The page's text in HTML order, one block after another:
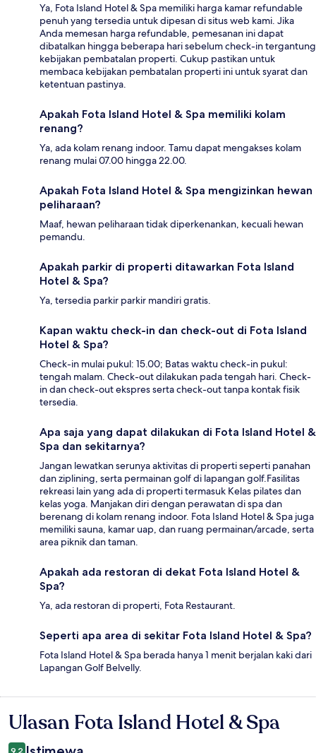
Ya, Fota Island Hotel & Spa memiliki harga kamar refundable
penuh yang tersedia untuk dipesan di situs web kami. Jika
Anda memesan harga refundable, pemesanan ini dapat
dibatalkan hingga beberapa hari sebelum check-in tergantung
kebijakan pembatalan properti. Cukup pastikan untuk
membaca kebijakan pembatalan properti ini untuk syarat dan
ketentuan pastinya.
Apakah Fota Island Hotel & Spa memiliki kolam
renang?
Ya, ada kolam renang indoor. Tamu dapat mengakses kolam
renang mulai 07.00 hingga 22.00.
Apakah Fota Island Hotel & Spa mengizinkan hewan
peliharaan?
Maaf, hewan peliharaan tidak diperkenankan, kecuali hewan
pemandu.
Apakah parkir di properti ditawarkan Fota Island
Hotel & Spa?
Ya, tersedia parkir parkir mandiri gratis.
Kapan waktu check-in dan check-out di Fota Island
Hotel & Spa?
Check-in mulai pukul: 15.00; Batas waktu check-in pukul:
tengah malam. Check-out dilakukan pada tengah hari. Check-
in dan check-out ekspres serta check-out tanpa kontak fisik
tersedia.
Apa saja yang dapat dilakukan di Fota Island Hotel &
Spa dan sekitarnya?
Jangan lewatkan serunya aktivitas di properti seperti panahan
dan ziplining, serta permainan golf di lapangan golf.Fasilitas
rekreasi lain yang ada di properti termasuk Kelas pilates dan
kelas yoga. Manjakan diri dengan perawatan di spa dan
berenang di kolam renang indoor. Fota Island Hotel & Spa juga
memiliki sauna, kamar uap, dan ruang permainan/arcade, serta
area piknik dan taman.
Apakah ada restoran di dekat Fota Island Hotel &
Spa?
Ya, ada restoran di properti, Fota Restaurant.
Seperti apa area di sekitar Fota Island Hotel & Spa?
Fota Island Hotel & Spa berada hanya 1 menit berjalan kaki dari
Lapangan Golf Belvelly.
Ulasan
Ulasan Fota Island Hotel & Spa
9,2